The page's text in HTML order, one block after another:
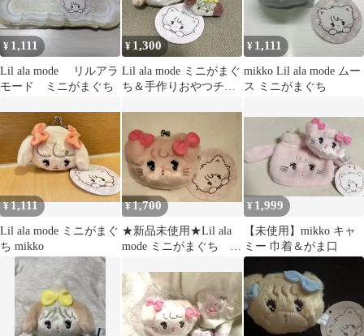
¥ 1,111
Lil ala mode リルアラ
モード ミニがまぐち
¥ 1,300
Lil ala mode ミニがまぐ
ち＆手作りおやつチャ
¥ 1,111
mikko Lil ala mode ムー
ス ミニがまぐち
¥1,111
Lil ala mode ミニがまぐ
ち mikko
¥1,700
★新品未使用★Lil ala
mode ミニがまぐち ム
¥ 1,999
【未使用】mikko キャ
ミー 巾着＆がま口